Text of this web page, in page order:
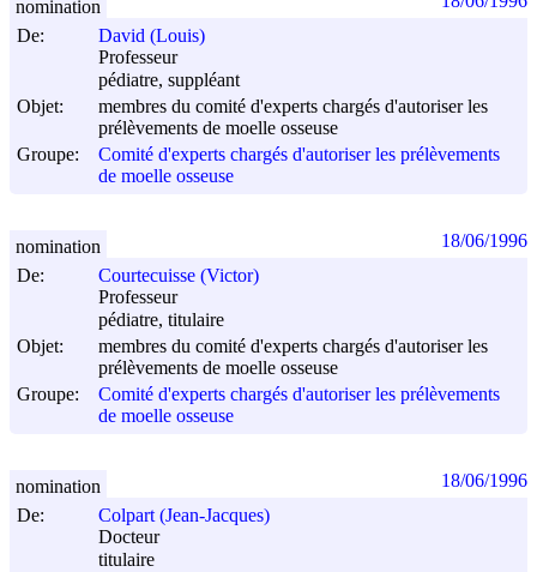
De:
David (Louis)
Professeur
pédiatre, suppléant
Objet:
membres du comité d'experts chargés d'autoriser les
prélèvements de moelle osseuse
Groupe:
Comité d'experts chargés d'autoriser les prélèvements
de moelle osseuse
nomination
De:
Courtecuisse (Victor)
Professeur
pédiatre, titulaire
Objet:
membres du comité d'experts chargés d'autoriser les
prélèvements de moelle osseuse
Groupe:
Comité d'experts chargés d'autoriser les prélèvements
de moelle osseuse
nomination 18/06/1996
De:
Colpart (Jean-Jacques)
Docteur
titulaire
nomination 18/06/1996